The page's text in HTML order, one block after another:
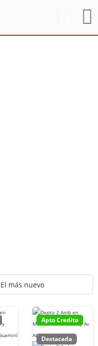
Apto Credito
Destacada